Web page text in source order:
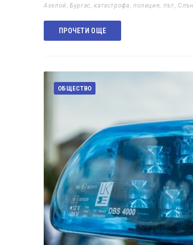
Ахелой ,Бургас,катастрофа, полиция, път,
ПРОЧЕТИ ОЩЕ
ОБЩЕСТВО